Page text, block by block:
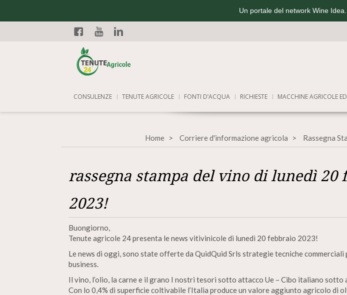
Un portale del network Wine
Facebook
CONSULENZE TENUTE AGRICOLE FONTI D’ACQUA RICHIESTE MACCHINE AGRICOLE
Home Corriere d'informazione agricola Rassegna
rassegna stampa del vino di lunedì 20
2023!
Buongiorno,
Tenute agricole 24 presenta le news vitivinicole di lunedì 20 febbraio 2023!
Le news di oggi, sono state offerte da QuidQuid Srls strategie tecniche
business.
Il vino, l’olio, la carne e il grano I nostri tesori sotto attacco Ue – Cibo italiano sotto
Con lo 0,4% di superficie coltivabile l’Italia produce un valore aggiunto agricolo di